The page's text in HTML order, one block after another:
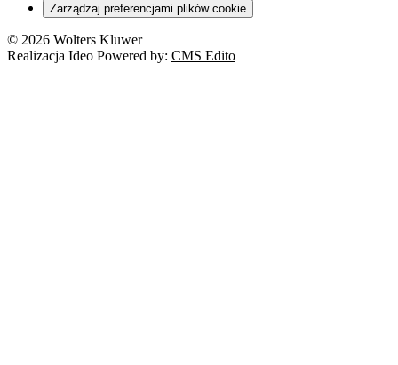
Zarządzaj preferencjami plików cookie
© 2026 Wolters Kluwer
Realizacja Ideo Powered by: CMS Edito